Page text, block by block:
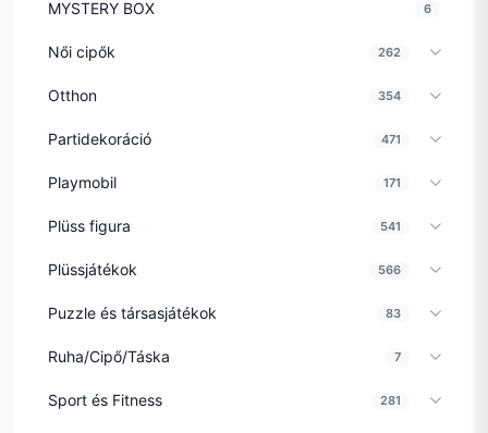
MYSTERY BOX 6
Női cipők 262
Otthon 354
Partidekoráció 471
Playmobil 171
Plüss figura 541
Plüssjátékok 566
Puzzle és társasjátékok 83
Ruha/Cipő/Táska 7
Sport és Fitness 281